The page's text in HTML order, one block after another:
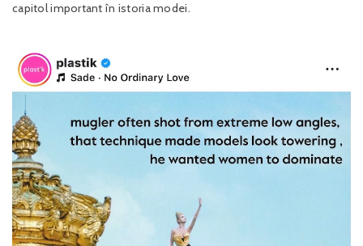
capitol important în istoria modei.